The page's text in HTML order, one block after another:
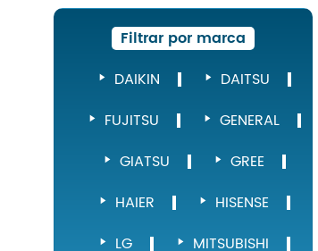
Filtrar por marca
DAIKIN
DAITSU
FUJITSU
GENERAL
GIATSU
GREE
HAIER
HISENSE
LG
MITSUBISHI